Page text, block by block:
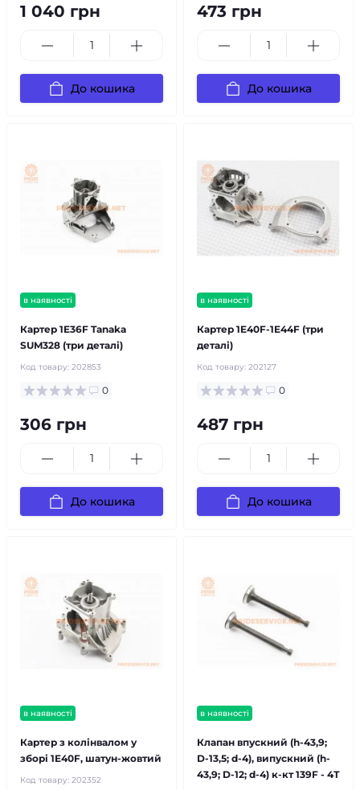
1 040 грн
До кошика
473 грн
До кошика
в наявності
Картер 1E36F Tanaka
SUM328 (три деталі)
Код товару: 202853
0
306 грн
До кошика
в наявності
Картер 1E40F-1E44F (три
деталі)
Код товару: 202127
0
487 грн
До кошика
в наявності
Картер з колінвалом у
зборі 1E40F, шатун-жовтий
Код товару: 202352
в наявності
Клапан впускний (h-43,9;
D-13,5; d-4), випускний (h-
43,9; D-12; d-4) к-кт 139F - 4Т